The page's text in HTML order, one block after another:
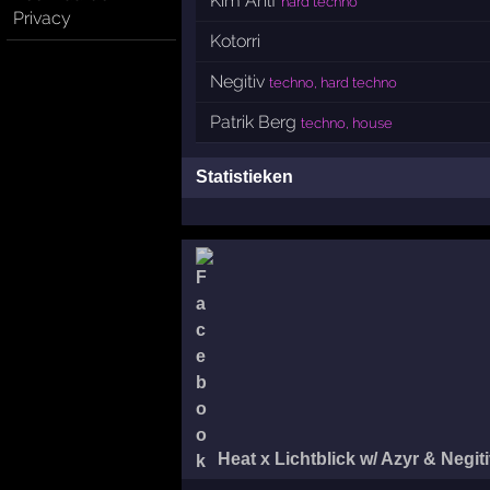
Privacy
Kotorri
Negitiv techno, hard techno
Patrik Berg techno, house
Statistieken
Heat x Lichtblick w/ Azyr &